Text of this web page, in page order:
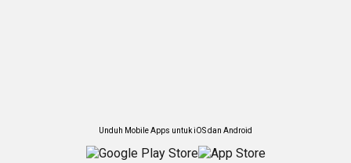
Unduh Mobile Apps untuk iOS dan Android